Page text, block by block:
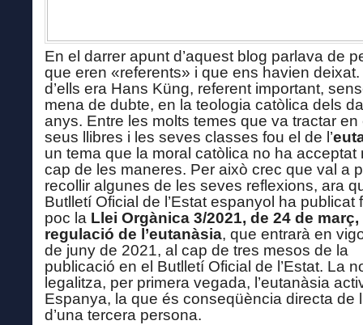
En el darrer apunt d’aquest blog parlava de
que eren «referents» i que ens havien deixat.
d’ells era Hans Küng, referent important,
mena de dubte, en la teologia catòlica dels
anys. Entre les molts temes que va tractar en
seus llibres i les seves classes fou el de l’
un tema que la moral catòlica no ha acceptat
cap de les maneres. Per això crec que val a
recollir algunes de les seves reflexions, ara
Butlletí Oficial de l’Estat espanyol ha publicat
poc la Llei Orgànica 3/2021, de 24 de març,
regulació de l’eutanàsia, que entrarà en
de juny de 2021, al cap de tres mesos de la
publicació en el Butlletí Oficial de l’Estat. La
legalitza, per primera vegada, l’eutanàsia
Espanya, la que és conseqüència directa de
d’una tercera persona.